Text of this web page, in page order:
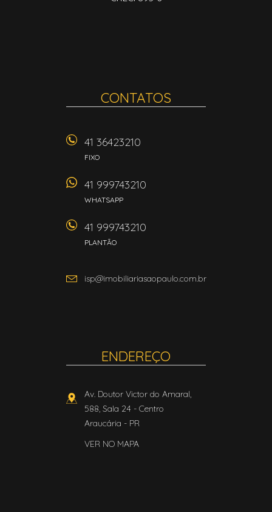
CONTATOS
41 36423210
FIXO
41 999743210
WHATSAPP
41 999743210
PLANTÃO
isp@imobiliariasaopaulo.com.br
ENDEREÇO
Av. Doutor Victor do Amaral,
588, Sala 24 - Centro
Araucária - PR
VER NO MAPA